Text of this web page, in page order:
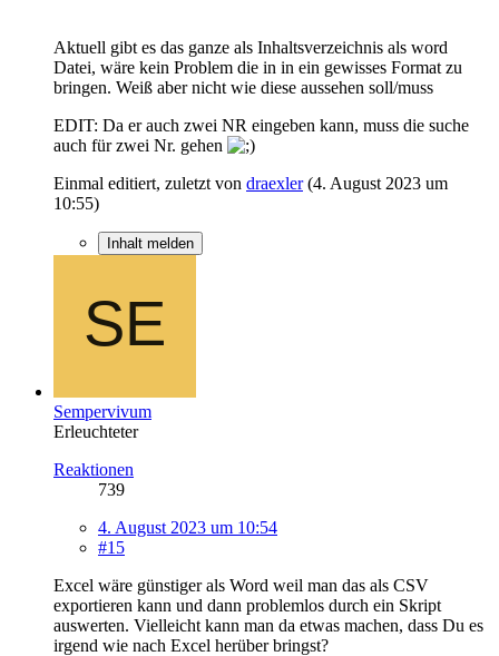
Aktuell gibt es das ganze als Inhaltsverzeichnis als word
Datei, wäre kein Problem die in in ein gewisses Format zu
bringen. Weiß aber nicht wie diese aussehen soll/muss
EDIT: Da er auch zwei NR eingeben kann, muss die suche
auch für zwei Nr. gehen
Einmal editiert, zuletzt von draexler(4. August 2023 um
10:55)
Inhalt melden
Sempervivum
Erleuchteter
Reaktionen
739
4. August 2023 um 10:54
#15
Excel wäre günstiger als Word weil man das als CSV
exportieren kann und dann problemlos durch ein Skript
auswerten. Vielleicht kann man da etwas machen, dass Du es
irgend wie nach Excel herüber bringst?